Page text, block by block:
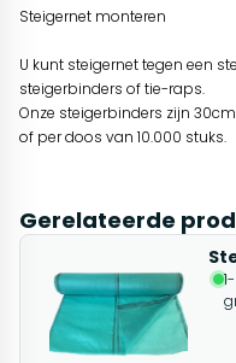
Steigernet monteren
U kunt steigernet tegen een
steigerbinders of tie-raps.
Onze steigerbinders zijn
of per doos van 10.000 stuks.
Gerelateerde